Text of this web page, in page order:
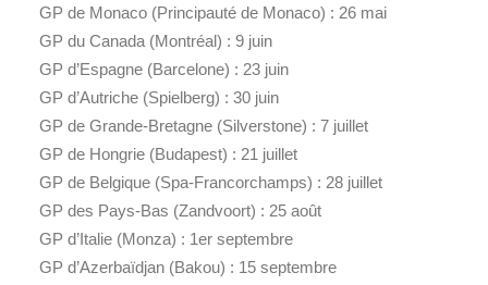
GP de Monaco (Principauté de Monaco) : 26 mai
GP du Canada (Montréal) : 9 juin
GP d’Espagne (Barcelone) : 23 juin
GP d’Autriche (Spielberg) : 30 juin
GP de Grande-Bretagne (Silverstone) : 7 juillet
GP de Hongrie (Budapest) : 21 juillet
GP de Belgique (Spa-Francorchamps) : 28 juillet
GP des Pays-Bas (Zandvoort) : 25 août
GP d’Italie (Monza) : 1er septembre
GP d’Azerbaïdjan (Bakou) : 15 septembre